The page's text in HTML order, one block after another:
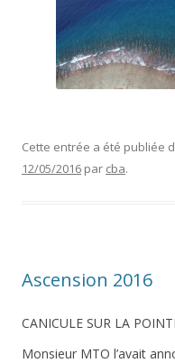
Cette entrée a été publiée
12/05/2016 par cba.
Ascension 2016
CANICULE SUR LA
Monsieur MTO l’avait